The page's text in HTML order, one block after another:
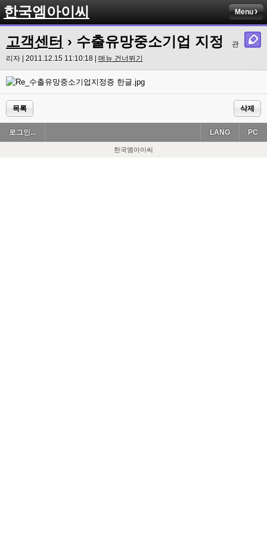
한국엠아이씨 Menu
고객센터 › 수출유망중소기업 지정
관
리자 | 2011.12.15 11:10:18 | 메뉴 건너뛰기
목록 삭제
로그인... PC
LANG
한국엠아이씨